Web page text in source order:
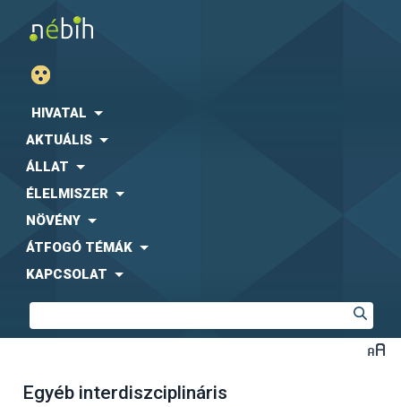
HIVATAL
AKTUÁLIS
ÁLLAT
ÉLELMISZER
NÖVÉNY
ÁTFOGÓ TÉMÁK
KAPCSOLAT
Egyéb interdiszciplináris